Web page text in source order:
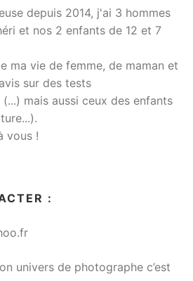
depuis 2014, j'ai 3 hommes
et nos 2 enfants de 12 et 7
ma vie de femme, de maman et
sur des tests
mais aussi ceux des enfants
vous !
:
univers de photographe c’est